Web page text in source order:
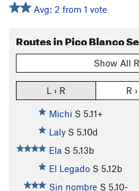
Avg: 2 from 1 vote
Routes in Pico Blanco
Show All
L › R R ›
Michi S 5.11+
Laly S 5.10d
Ela S 5.13b
El Legado S 5.12b
Sin nombre S 5.10-